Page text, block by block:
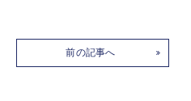
前の記事へ